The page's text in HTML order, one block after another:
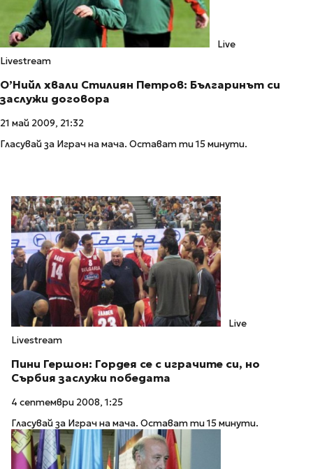
Live
Livestream
О’Нийл хвали Стилиян Петров: Българинът си
заслужи договора
21 май 2009, 21:32
Гласувай за Играч на мача. Остават ти 15 минути.
Live
Livestream
Пини Гершон: Гордея се с играчите си, но
Сърбия заслужи победата
4 септември 2008, 1:25
Гласувай за Играч на мача. Остават ти 15 минути.